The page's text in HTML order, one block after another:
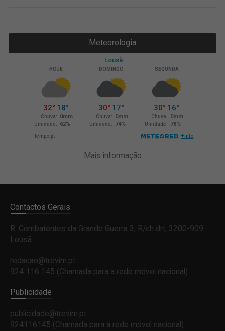
Meteorologia
Mais informação
Contactos Gerais
R. Combatentes da Grande Guerra 3, R/ch drt, 3200-909
Lousã
redacao@trevim.pt
924 116 145 (Chamada para a rede móvel nacional)
Publicidade
publicidade@trevim.pt
924116145 (Chamada para a rede móvel nacional)